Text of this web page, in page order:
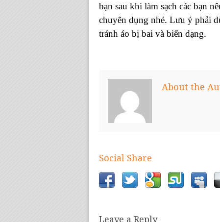
bạn sau khi làm sạch các bạn
chuyên dụng nhé. Lưu ý phải
tránh áo bị bai và biến dạng.
About the
Social Share
Leave a Reply